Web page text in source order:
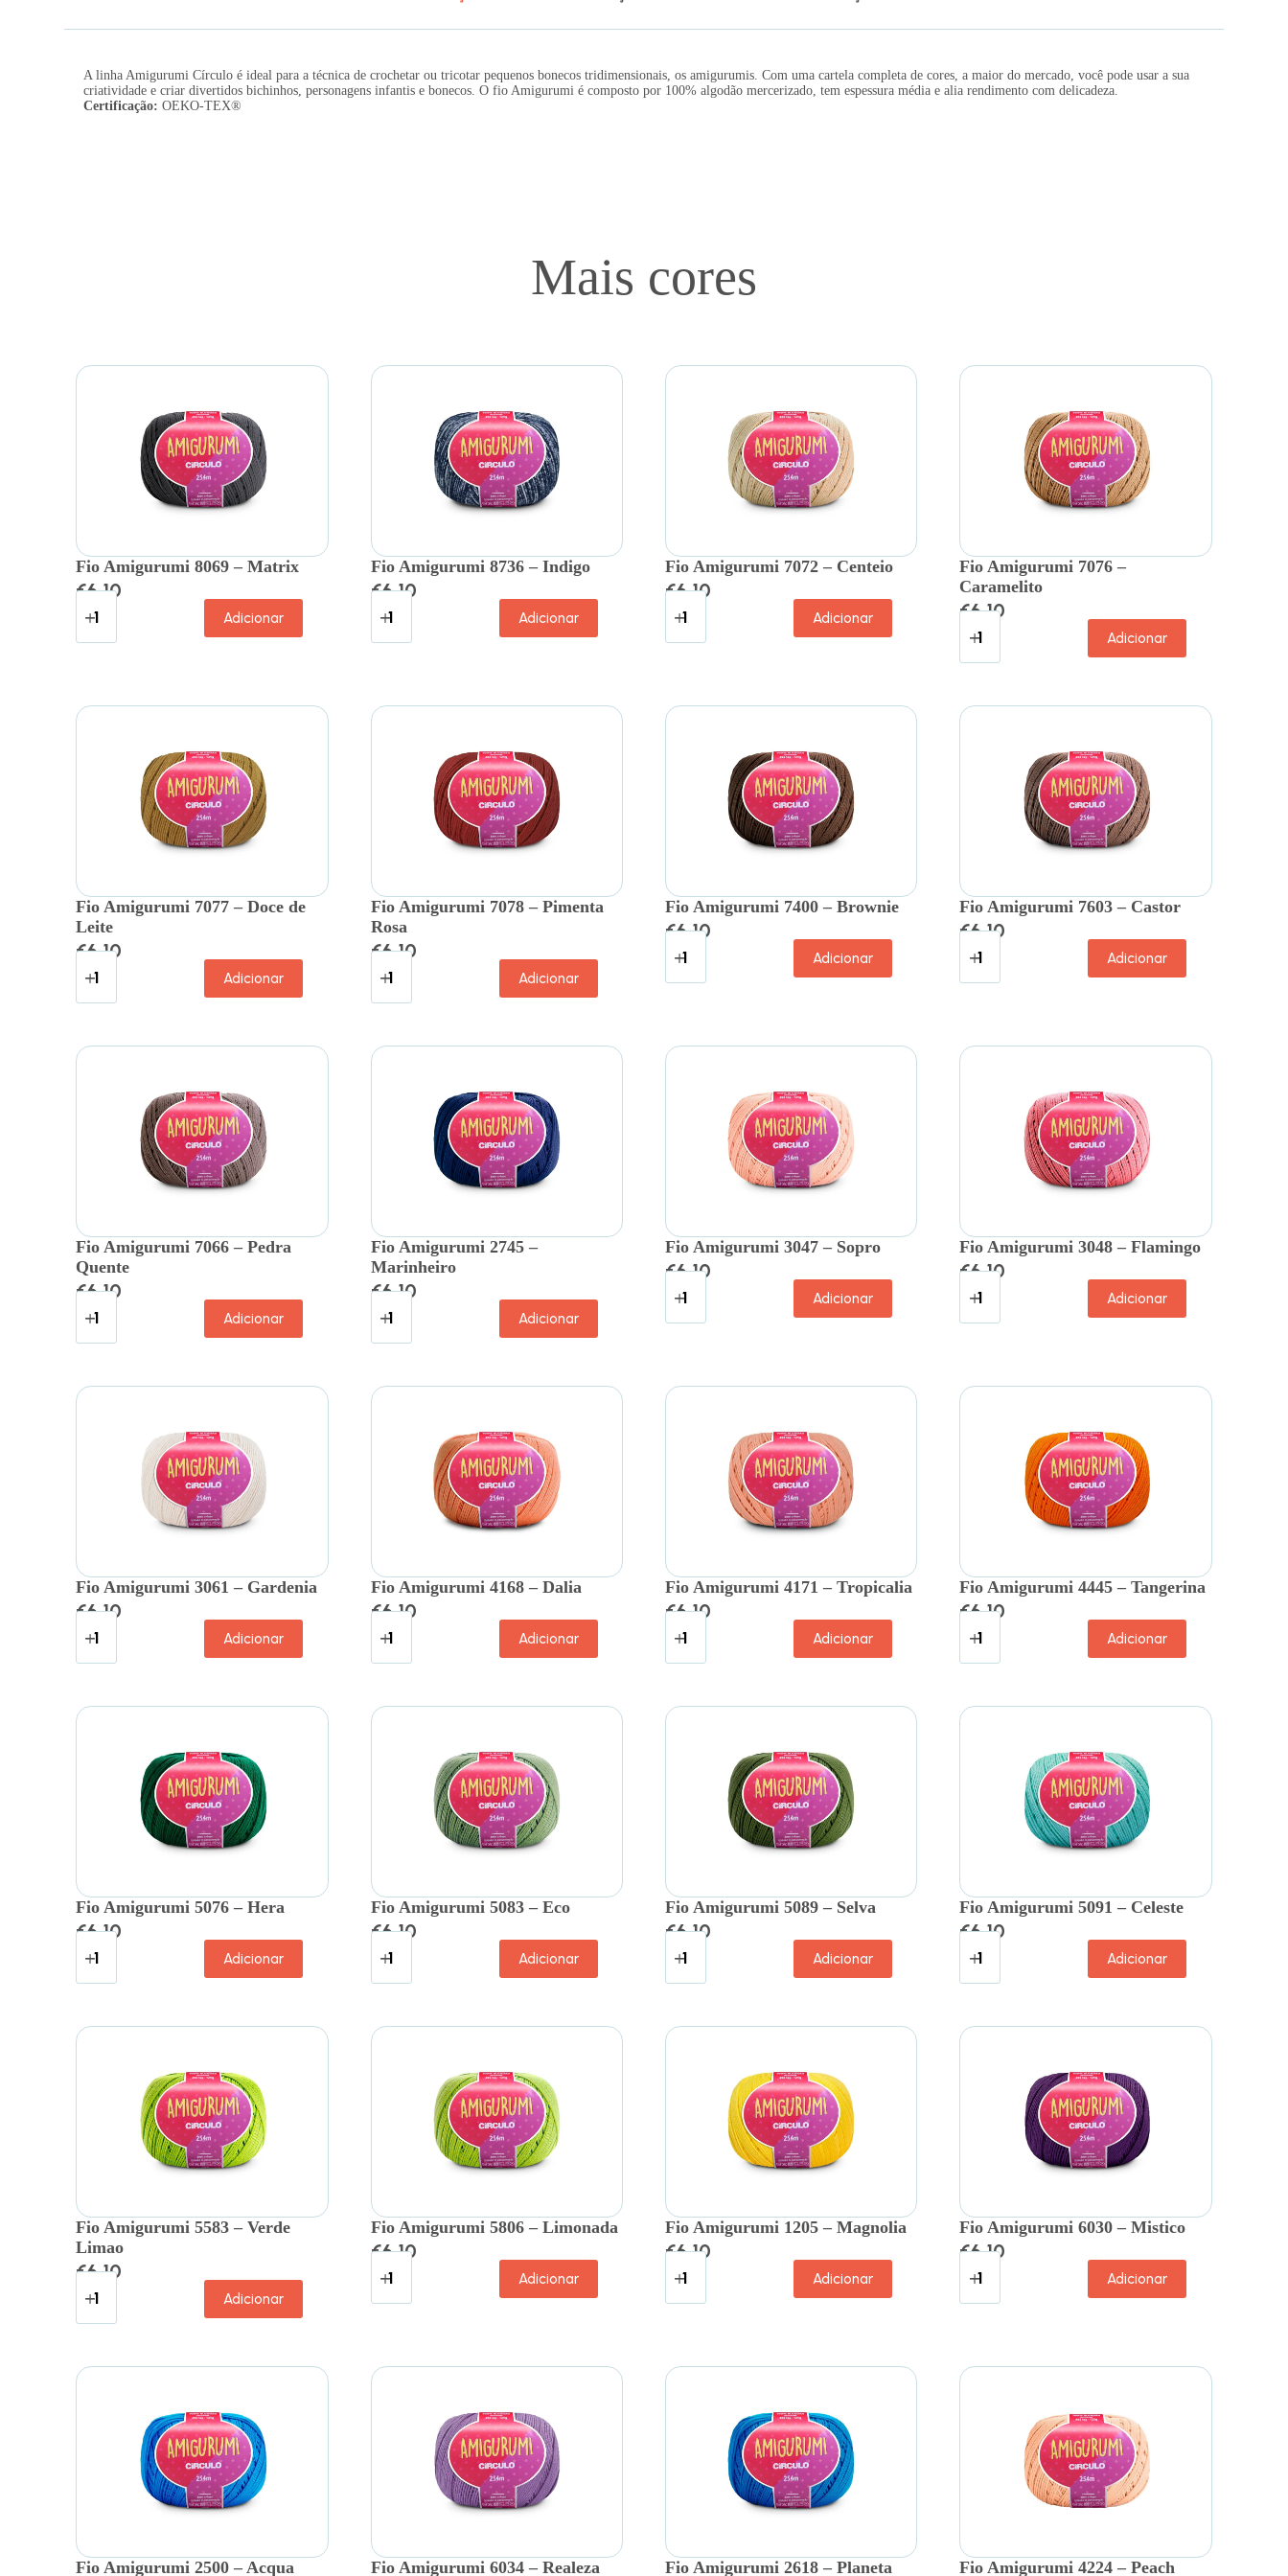
A linha Amigurumi Círculo é ideal para a técnica de crochetar ou tricotar pequenos bonecos tridimensionais, os amigurumis. Com uma cartela completa de cores, a maior do mercado, você pode usar a sua
criatividade e criar divertidos bichinhos, personagens infantis e bonecos. O fio Amigurumi é composto por 100% algodão mercerizado, tem espessura média e alia rendimento com delicadeza.
Certificação: OEKO-TEX®
Mais cores
Fio Amigurumi 8069 – Matrix
€6.10
Adicionar
Fio Amigurumi 8736 – Indigo
€6.10
Adicionar
Fio Amigurumi 7072 – Centeio
€6.10
Adicionar
Fio Amigurumi 7076 –
Caramelito
€6.10
Adicionar
Fio Amigurumi 7077 – Doce de
Leite
€6.10
Adicionar
Fio Amigurumi 7078 – Pimenta
Rosa
€6.10
Adicionar
Fio Amigurumi 7400 – Brownie
€6.10
Adicionar
Fio Amigurumi 7603 – Castor
€6.10
Adicionar
Fio Amigurumi 7066 – Pedra
Quente
€6.10
Adicionar
Fio Amigurumi 2745 –
Marinheiro
€6.10
Adicionar
Fio Amigurumi 3047 – Sopro
€6.10
Adicionar
Fio Amigurumi 3048 – Flamingo
€6.10
Adicionar
Fio Amigurumi 3061 – Gardenia
€6.10
Adicionar
Fio Amigurumi 4168 – Dalia
€6.10
Adicionar
Fio Amigurumi 4171 – Tropicalia
€6.10
Adicionar
Fio Amigurumi 4445 – Tangerina
€6.10
Adicionar
Fio Amigurumi 5076 – Hera
€6.10
Adicionar
Fio Amigurumi 5083 – Eco
€6.10
Adicionar
Fio Amigurumi 5089 – Selva
€6.10
Adicionar
Fio Amigurumi 5091 – Celeste
€6.10
Adicionar
Fio Amigurumi 5583 – Verde
Limao
€6.10
Adicionar
Fio Amigurumi 5806 – Limonada
€6.10
Adicionar
Fio Amigurumi 1205 – Magnolia
€6.10
Adicionar
Fio Amigurumi 6030 – Mistico
€6.10
Adicionar
Fio Amigurumi 2500 – Acqua Fio Amigurumi 6034 – Realeza Fio Amigurumi 2618 – Planeta Fio Amigurumi 4224 – Peach